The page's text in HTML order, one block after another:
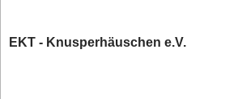
EKT - Knusperhäuschen e.V.